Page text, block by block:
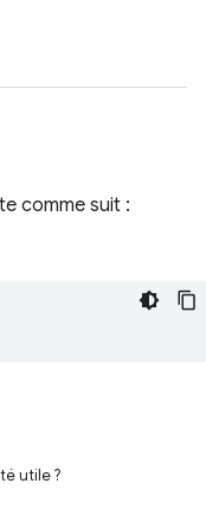
comme suit :
utile ?